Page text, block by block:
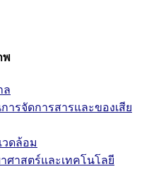
พ
ล
ารจัดการสารและของเสีย
ดล้อม
ศาสตร์และเทคโนโลยี